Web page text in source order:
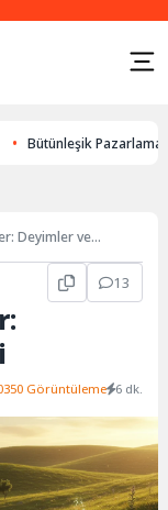
Pazarlama:
Deyimler ve
13
Görüntüleme 6 dk.